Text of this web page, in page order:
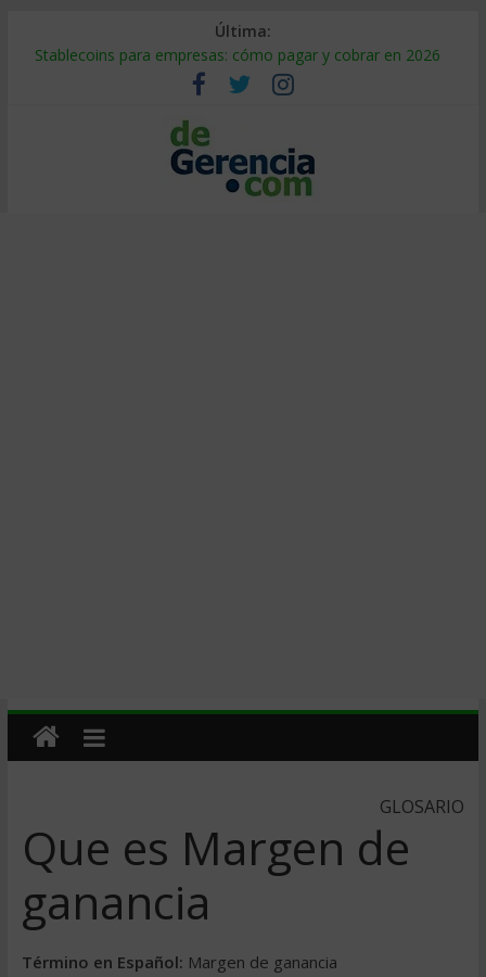
Última:
Stablecoins para empresas: cómo pagar y cobrar en 2026
Despido silencioso: qué es y por qué sale tan caro
IA en selección de personal: cómo auditarla a tiempo
Trabajo forzoso en la cadena de suministro: qué hacer
Mercado hispano de EE. UU.: cómo segmentarlo y venderle
GLOSARIO
Que es Margen de
ganancia
Término en Español: Margen de ganancia